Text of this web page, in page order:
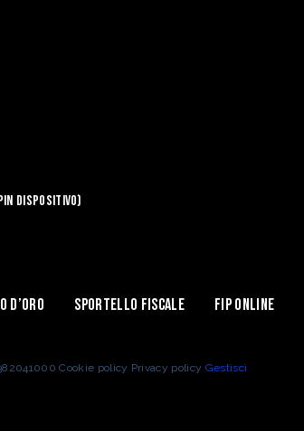
dispositivo)
d’Oro Sportello Fiscale Fip Online
Cookie policy Privacy policy Gestisci